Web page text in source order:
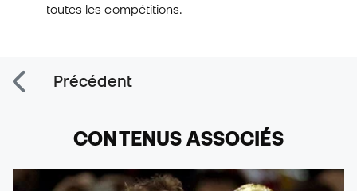
toutes les compétitions.
Précédent
CONTENUS ASSOCIÉS